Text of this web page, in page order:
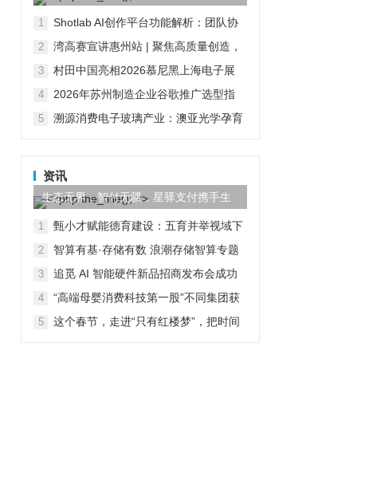
的技术积累与产品布局
1
Shotlab AI创作平台功能解析：团队协
2
湾高赛宣讲惠州站 | 聚焦高质量创造，
3
村田中国亮相2026慕尼黑上海电子展
界新生
4
2026年苏州制造企业谷歌推广选型指
5
溯源消费电子玻璃产业：澳亚光学孕育
资讯
生态无界，智付无疆，星驿支付携手生
态伙伴共创全球数字商业
1
甄小才赋能德育建设：五育并举视域下
2
智算有基·存储有数 浪潮存储智算专题
动圆满举办
3
追觅 AI 智能硬件新品招商发布会成功
4
“高端母婴消费科技第一股”不同集团获
5
这个春节，走进“只有红楼梦”，把时间